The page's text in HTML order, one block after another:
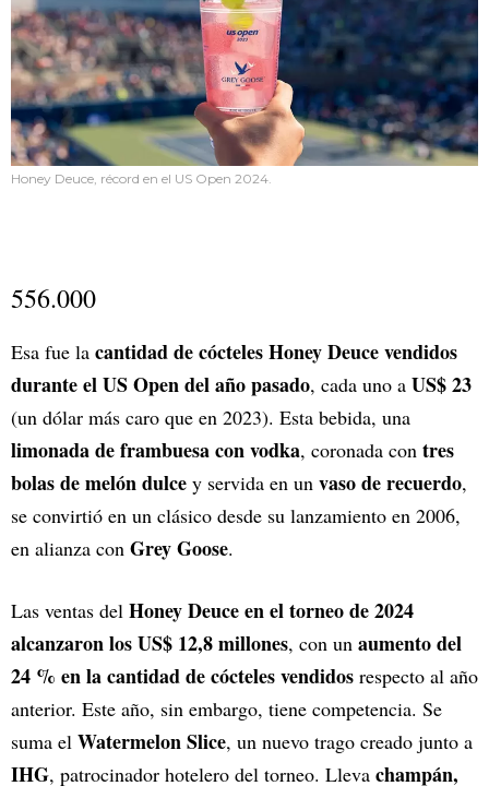
Honey Deuce, récord en el US Open 2024.
556.000
Esa fue la cantidad de cócteles Honey Deuce vendidos
durante el US Open del año pasado, cada uno a US$ 23
(un dólar más caro que en 2023). Esta bebida, una
limonada de frambuesa con vodka, coronada con tres
bolas de melón dulce y servida en un vaso de recuerdo,
se convirtió en un clásico desde su lanzamiento en 2006,
en alianza con Grey Goose.
Las ventas del Honey Deuce en el torneo de 2024
alcanzaron los US$ 12,8 millones, con un aumento del
24 % en la cantidad de cócteles vendidos respecto al año
anterior. Este año, sin embargo, tiene competencia. Se
suma el Watermelon Slice, un nuevo trago creado junto a
IHG, patrocinador hotelero del torneo. Lleva champán,